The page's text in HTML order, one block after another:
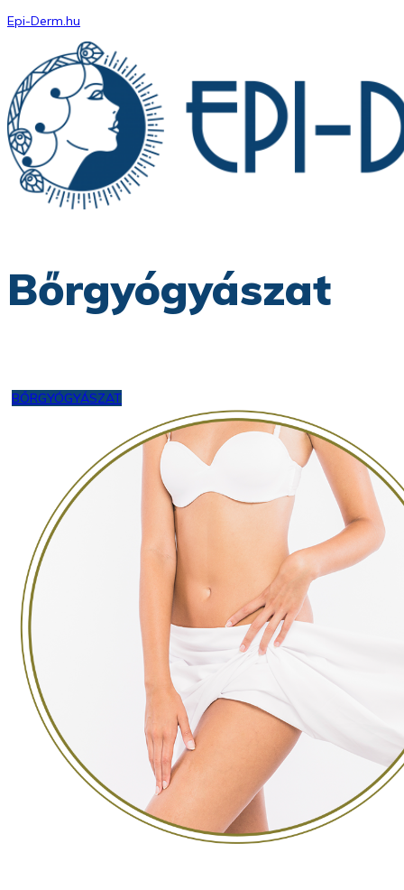
Epi-Derm.hu
Bőrgyógyászat
BŐRGYÓGYÁSZAT